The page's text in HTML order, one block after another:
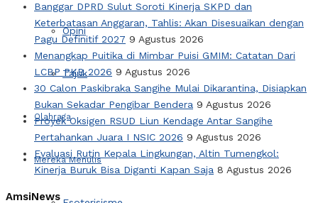
Opini
Tajuk
Olahraga
Mereka Menulis
Banggar DPRD Sulut Soroti Kinerja SKPD dan
Keterbatasan Anggaran, Tahlis: Akan Disesuaikan dengan
Pagu Definitif 2027 9 Agustus 2026
Menangkap Puitika di Mimbar Puisi GMIM: Catatan Dari
LCBP PKB 2026 9 Agustus 2026
30 Calon Paskibraka Sangihe Mulai Dikarantina, Disiapkan
Bukan Sekadar Pengibar Bendera 9 Agustus 2026
Proyek Oksigen RSUD Liun Kendage Antar Sangihe
Pertahankan Juara I NSIC 2026 9 Agustus 2026
Evaluasi Rutin Kepala Lingkungan, Altin Tumengkol:
Kinerja Buruk Bisa Diganti Kapan Saja 8 Agustus 2026
AmsiNews